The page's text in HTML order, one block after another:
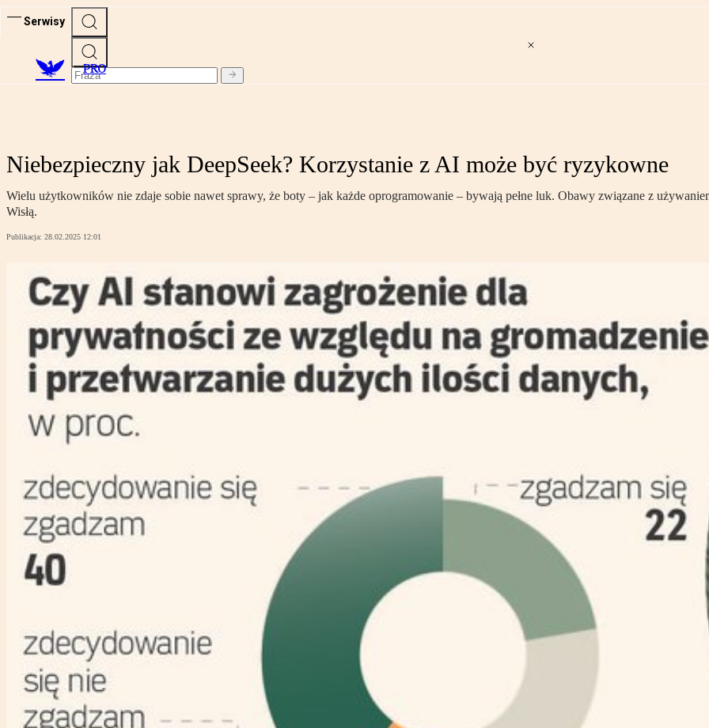
Serwisy
PRO
Niebezpieczny jak DeepSeek? Korzystanie z AI może być ryzykowne
Wielu użytkowników nie zdaje sobie nawet sprawy, że boty – jak każde oprogramowanie – bywają pełne luk. Obawy związane z
Wisłą.
Publikacja: 28.02.2025 12:01